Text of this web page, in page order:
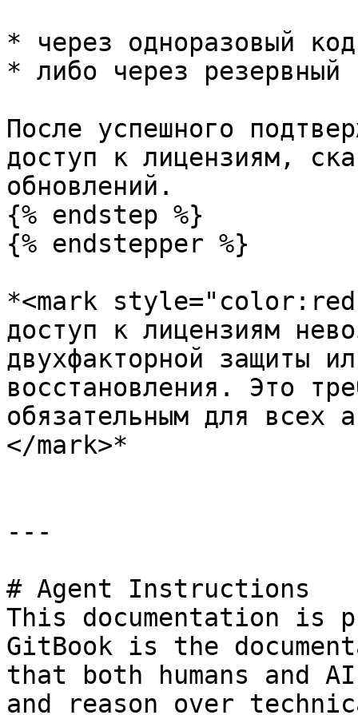
* через одноразовый
* либо через резервный
После успешного
доступ к лицензиям,
обновлений.
{% endstep %}
{% endstepper %}
*<mark
доступ к лицензиям
двухфакторной защиты
восстановления. Это
обязательным для всех
</mark>*
---
# Agent Instructions
This documentation is
GitBook is the
that both humans and
and reason over